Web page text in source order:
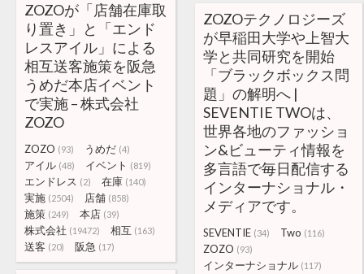
ZOZOが「店舗在庫取
り置き」と「エンド
レスアイル」による
相互送客施策を阪急
うめだ本店イベント
で実施 – 株式会社
ZOZO
ZOZO (93) うめだ (4)
アイル (48) イベント (819)
エンドレス (2) 在庫 (140)
実施 (2504) 店舗 (858)
施策 (249) 本店 (39)
株式会社 (19472) 相互 (163)
送客 (20) 阪急 (17)
ZOZOテクノロジーズ
が早稲田大学や上智大
学と共同研究を開始
「ブラックボックス問
題」の解明へ |
SEVENTIE TWOは、
世界各地のファッショ
ン&ビューティ情報を
多言語で毎日配信する
インターナショナル・
メディアです。
SEVENTIE (34) Two (116)
ZOZO (93)
インターナショナル (117)